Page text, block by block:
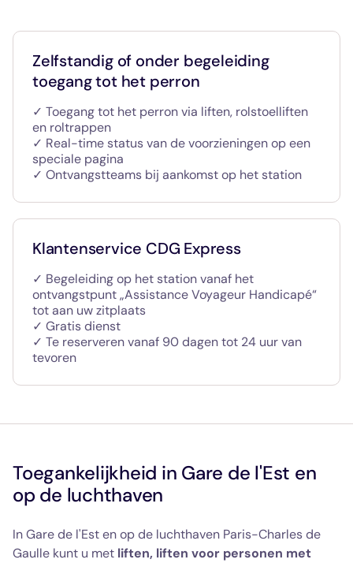
Zelfstandig of onder begeleiding
toegang tot het perron
✓ Toegang tot het perron via liften, rolstoelliften
en roltrappen
✓ Real-time status van de voorzieningen op een
speciale pagina
✓ Ontvangstteams bij aankomst op het station
Klantenservice CDG Express
✓ Begeleiding op het station vanaf het
ontvangstpunt „Assistance Voyageur Handicapé“
tot aan uw zitplaats
✓ Gratis dienst
✓ Te reserveren vanaf 90 dagen tot 24 uur van
tevoren
Toegankelijkheid in Gare de l'Est en
op de luchthaven
In Gare de l'Est en op de luchthaven Paris-Charles de
Gaulle kunt u met liften, liften voor personen met